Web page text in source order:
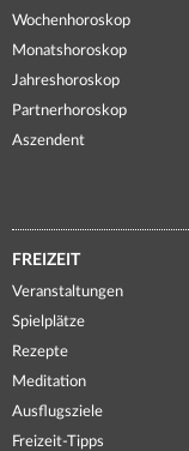
Wochenhoroskop
Monatshoroskop
Jahreshoroskop
Partnerhoroskop
Aszendent
FREIZEIT
Veranstaltungen
Spielplätze
Rezepte
Meditation
Ausflugsziele
Freizeit-Tipps